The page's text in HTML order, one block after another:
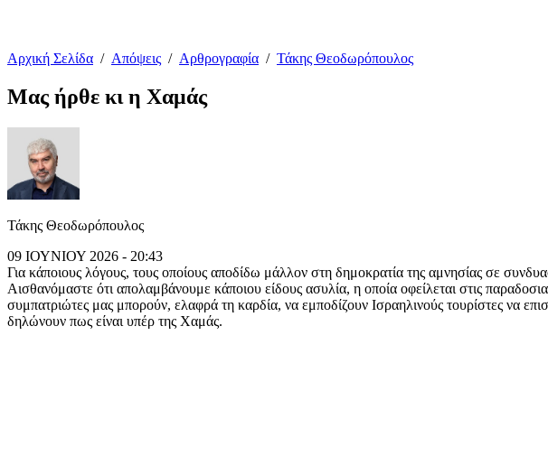
Αρχική Σελίδα / Απόψεις / Αρθρογραφία / Τάκης Θεοδωρόπουλος
Μας ήρθε κι η Χαμάς
Τάκης Θεοδωρόπουλος
09 ΙΟΥΝΙΟΥ 2026 - 20:43
Για κάποιους λόγους, τους οποίους αποδίδω μάλλον στη δημοκρατία της αμνησίας σε
Αισθανόμαστε ότι απολαμβάνουμε κάποιου είδους ασυλία, η οποία οφείλεται στις
συμπατριώτες μας μπορούν, ελαφρά τη καρδία, να εμποδίζουν Ισραηλινούς τουρίστες να
δηλώνουν πως είναι υπέρ της Χαμάς.